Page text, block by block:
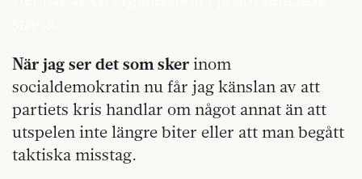
När jag ser det som sker inom
socialdemokratin nu får jag känslan av att
partiets kris handlar om något annat än att
utspelen inte längre biter eller att man begått
taktiska misstag.